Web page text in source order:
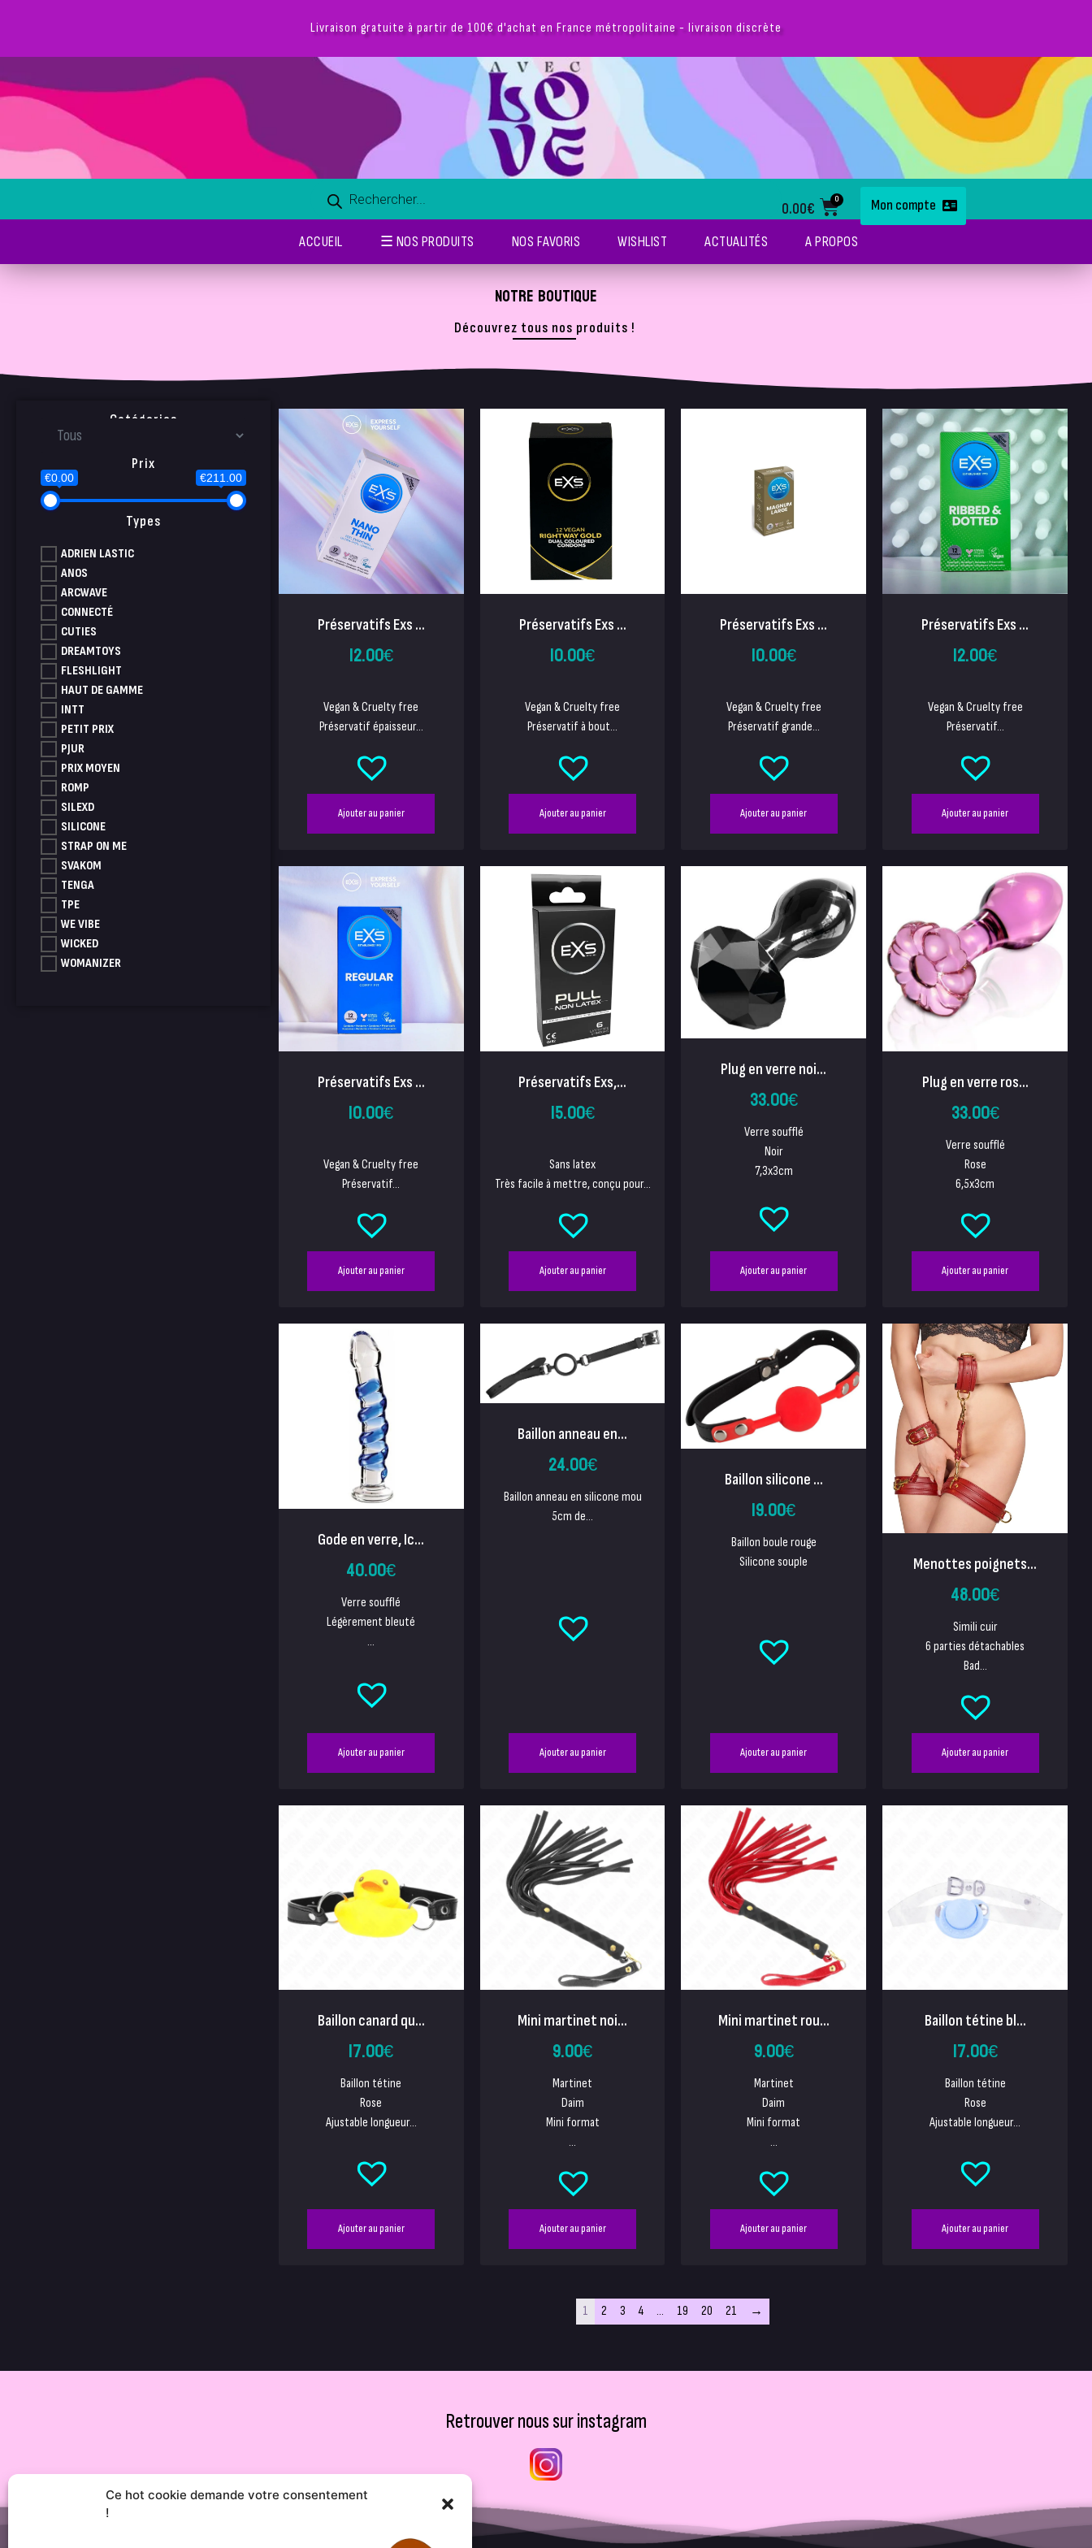
Ce hot cookie demande votre consentement
!
Suivez-nous sur instagram @avec.loveshop pour des conseils !
0.00€
0 Mon compte
ACCUEIL ☰ NOS PRODUITS NOS FAVORIS WISHLIST ACTUALITÉS A PROPOS
NOTRE BOUTIQUE
Découvrez tous nos produits !
Catégories
Prix
€0.00 €211.00
Types
ADRIEN LASTIC
ANOS
ARCWAVE
CONNECTÉ
CUTIES
DREAMTOYS
FLESHLIGHT
HAUT DE GAMME
INTT
PETIT PRIX
PJUR
PRIX MOYEN
ROMP
SILEXD
SILICONE
STRAP ON ME
SVAKOM
TENGA
TPE
WE VIBE
WICKED
WOMANIZER
Préservatifs Exs ...
12.00€
Vegan & Cruelty free
Préservatif épaisseur...
Ajouter au panier
Préservatifs Exs ...
10.00€
Vegan & Cruelty free
Préservatif à bout...
Ajouter au panier
Préservatifs Exs ...
10.00€
Vegan & Cruelty free
Préservatif grande...
Ajouter au panier
Préservatifs Exs ...
12.00€
Vegan & Cruelty free
Préservatif...
Ajouter au panier
Préservatifs Exs ...
10.00€
Vegan & Cruelty free
Préservatif...
Ajouter au panier
Préservatifs Exs,...
15.00€
Sans latex
Très facile à mettre, conçu pour...
Ajouter au panier
Plug en verre noi...
33.00€
Verre soufflé
Noir
7,3x3cm
Ajouter au panier
Plug en verre ros...
33.00€
Verre soufflé
Rose
6,5x3cm
Ajouter au panier
Gode en verre, Ic...
40.00€
Verre soufflé
Légèrement bleuté
...
Ajouter au panier
Baillon anneau en...
24.00€
Baillon anneau en silicone mou
5cm de...
Ajouter au panier
Baillon silicone ...
19.00€
Baillon boule rouge
Silicone souple
Ajouter au panier
Menottes poignets...
48.00€
Simili cuir
6 parties détachables
Bad...
Ajouter au panier
Baillon canard qu...
17.00€
Baillon tétine
Rose
Ajustable longueur...
Ajouter au panier
Mini martinet noi...
9.00€
Martinet
Daim
Mini format
...
Ajouter au panier
Mini martinet rou...
9.00€
Martinet
Daim
Mini format
...
Ajouter au panier
Baillon tétine bl...
17.00€
Baillon tétine
Rose
Ajustable longueur...
Ajouter au panier
1 2 3 4 … 19 20 21 →
Retrouver nous sur instagram